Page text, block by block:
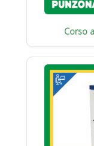
Corso